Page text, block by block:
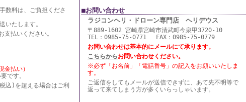
料は、ご負担くださ
たします。
払いください。
払い）
です。
込)を超える場合はご利
■お問い合わせ
ラジコンヘリ・ドローン専門店 ヘリデウス
〒889-1602 宮崎県宮崎市清武町今泉甲3720-10
TEL：0985-75-0771 FAX：0985-75-0779
お問い合わせは基本的にメールにて承ります。
こちらからお問い合わせください。
※必ず「お名前」「電話番号」の記入をお願いいたしま
す。
ご返信をしてもメールが送信できずに、あて先不明等で
返って来てしまう方が多くいらっしゃいます。